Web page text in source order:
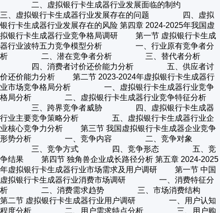
二、虚拟银行卡生成器行业发展面临的制约
三、虚拟银行卡生成器行业发展存在的问题 四、虚拟
银行卡生成器行业发展存在的风险 第四章 2024-2025年我国虚
拟银行卡生成器行业竞争格局调研 第一节 虚拟银行卡生成
器行业波特五力竞争模型分析 一、行业原有竞争者分
析 二、潜在竞争者分析 三、替代者分析
四、消费者讨价还价能力分析 五、供应者讨
价还价能力分析 第二节 2023-2024年虚拟银行卡生成器行
业市场竞争格局分析 一、虚拟银行卡生成器行业竞争
格局分析 二、虚拟银行卡生成器行业竞争特征分析
三、跨界竞争者威胁 四、虚拟银行卡生成器
行业主要竞争策略分析 五、虚拟银行卡生成器行业企
业核心竞争力分析 第三节 我国虚拟银行卡生成器企业竞争
形势分析 一、竞争内容 二、竞争对象
三、竞争方式 四、竞争形态 五、竞
争结果 第四节 独角兽企业成长路径分析 第五章 2024-2025
年虚拟银行卡生成器行业市场需求及用户调研 第一节 中国
虚拟银行卡生成器行业消费市场调研 一、消费特征分
析 二、消费需求趋势 三、市场消费结构
第二节 虚拟银行卡生成器行业用户调研 一、用户认知
程度分析 二、用户需求特点分析 三、用户购